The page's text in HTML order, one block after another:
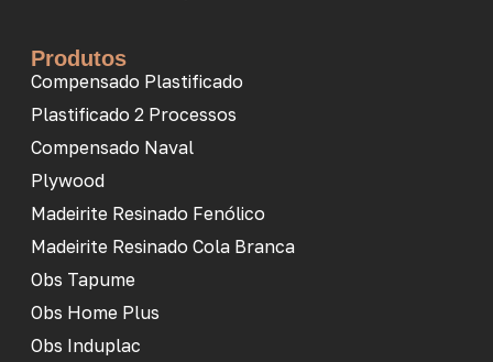
Produtos
Compensado Plastificado
Plastificado 2 Processos
Compensado Naval
Plywood
Madeirite Resinado Fenólico
Madeirite Resinado Cola Branca
Obs Tapume
Obs Home Plus
Obs Induplac